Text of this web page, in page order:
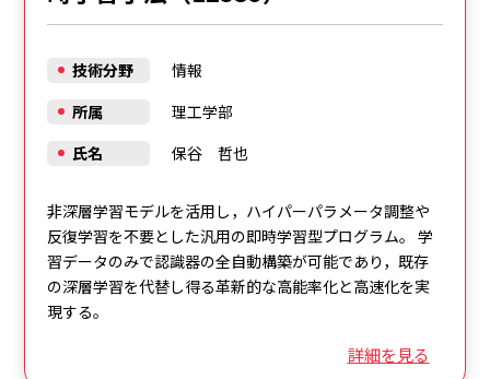
技術分野
情報
所属
理工学部
氏名
保谷 哲也
非深層学習モデルを活用し，ハイパーパラメータ調整や
反復学習を不要とした汎用の即時学習型プログラム。 学
習データのみで認識器の全自動構築が可能であり，既存
の深層学習を代替し得る革新的な高能率化と高速化を実
現する。
詳細を見る